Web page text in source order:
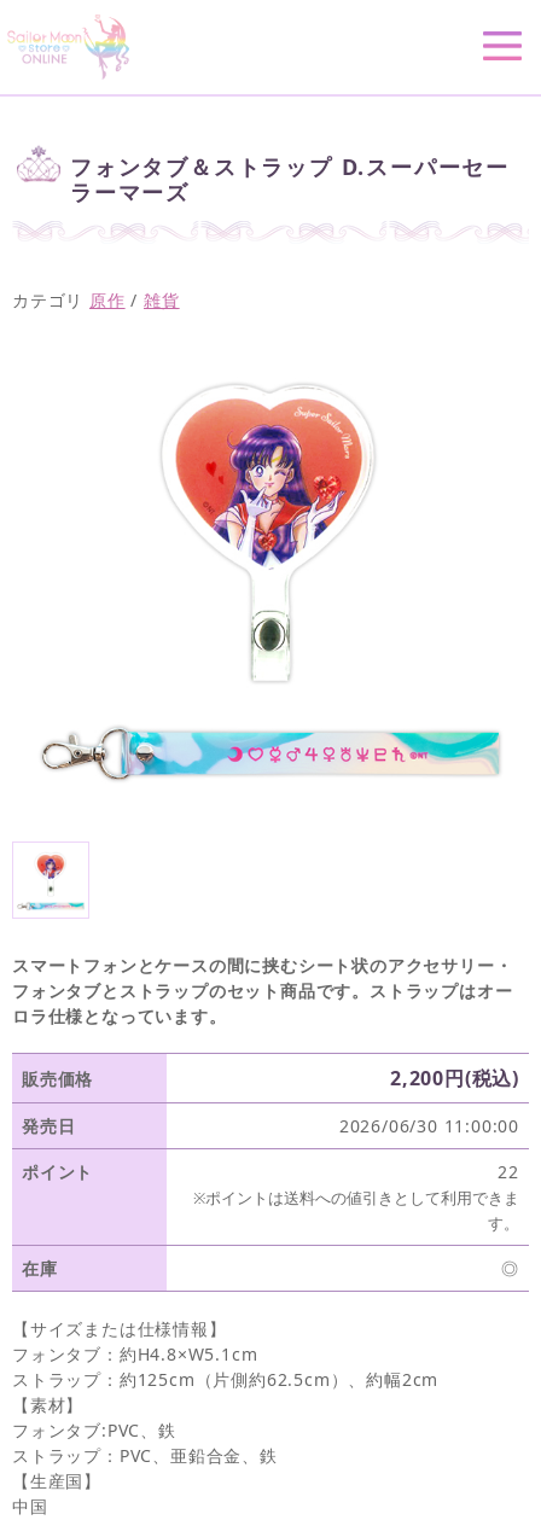
フォンタブ＆ストラップ D.スーパーセー
ラーマーズ
カテゴリ 原作 /雑貨
スマートフォンとケースの間に挟むシート状のアクセサリー・
フォンタブとストラップのセット商品です。ストラップはオー
ロラ仕様となっています。
販売価格 2,200円(税込)
発売日
2026/06/30 11:00:00
ポイント
22
※ポイントは送料への値引きとして利用できま
す。
在庫 ◎
【サイズまたは仕様情報】
フォンタブ：約H4.8×W5.1cm
ストラップ：約125cm（片側約62.5cm）、約幅2cm
【素材】
フォンタブ:PVC、鉄
ストラップ：PVC、亜鉛合金、鉄
【生産国】
中国